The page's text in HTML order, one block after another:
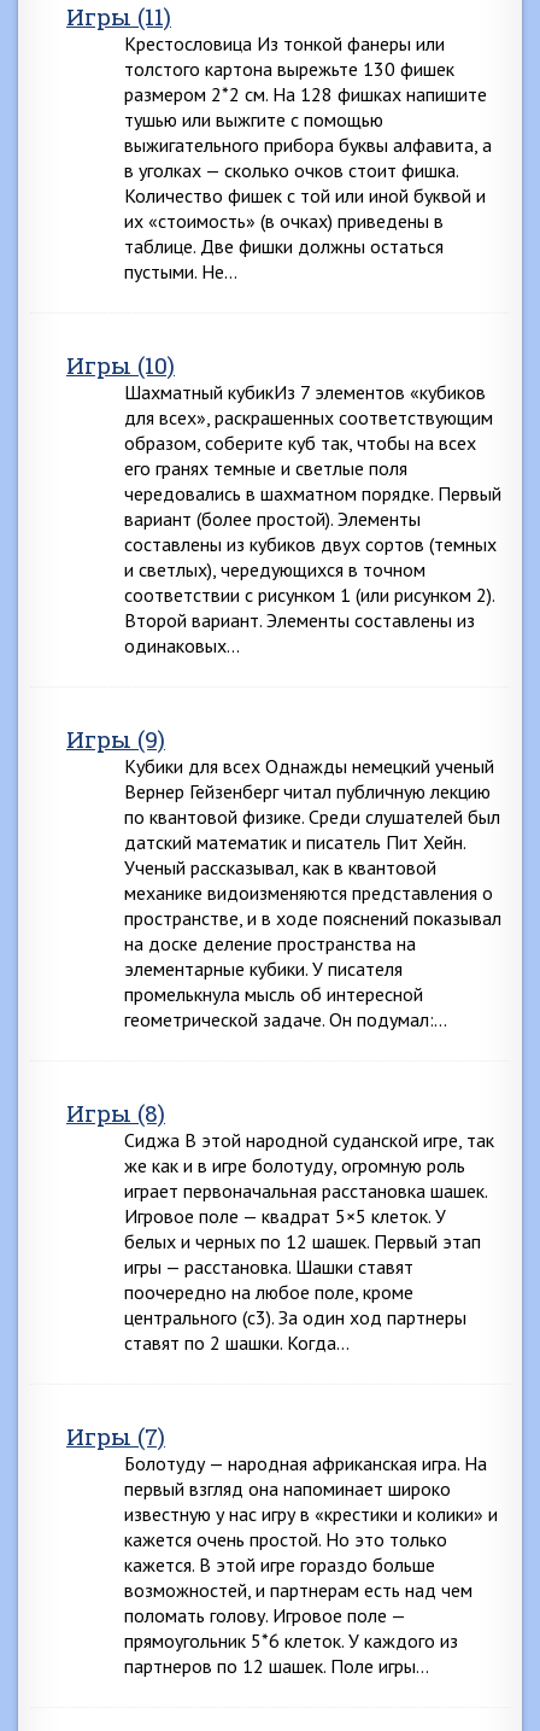
Игры (11)
Крестословица Из тонкой фанеры или
толстого картона вырежьте 130 фишек
размером 2*2 см. На 128 фишках напишите
тушью или выжгите с помощью
выжигательного прибора буквы алфавита, а
в уголках — сколько очков стоит фишка.
Количество фишек с той или иной буквой и
их «стоимость» (в очках) приведены в
таблице. Две фишки должны остаться
пустыми. Не…
Игры (10)
Шахматный кубикИз 7 элементов «кубиков
для всех», раскрашенных соответствующим
образом, соберите куб так, чтобы на всех
его гранях темные и светлые поля
чередовались в шахматном порядке. Первый
вариант (более простой). Элементы
составлены из кубиков двух сортов (темных
и светлых), чередующихся в точном
соответствии с рисунком 1 (или рисунком 2).
Второй вариант. Элементы составлены из
одинаковых…
Игры (9)
Кубики для всех Однажды немецкий ученый
Вернер Гейзенберг читал публичную лекцию
по квантовой физике. Среди слушателей был
датский математик и писатель Пит Хейн.
Ученый рассказывал, как в квантовой
механике видоизменяются представления о
пространстве, и в ходе пояснений показывал
на доске деление пространства на
элементарные кубики. У писателя
промелькнула мысль об интересной
геометрической задаче. Он подумал:…
Игры (8)
Сиджа В этой народной суданской игре, так
же как и в игре болотуду, огромную роль
играет первоначальная расстановка шашек.
Игровое поле — квадрат 5×5 клеток. У
белых и черных по 12 шашек. Первый этап
игры — расстановка. Шашки ставят
поочередно на любое поле, кроме
центрального (с3). За один ход партнеры
ставят по 2 шашки. Когда…
Игры (7)
Болотуду — народная африканская игра. На
первый взгляд она напоминает широко
известную у нас игру в «крестики и колики» и
кажется очень простой. Но это только
кажется. В этой игре гораздо больше
возможностей, и партнерам есть над чем
поломать голову. Игровое поле —
прямоугольник 5*6 клеток. У каждого из
партнеров по 12 шашек. Поле игры…